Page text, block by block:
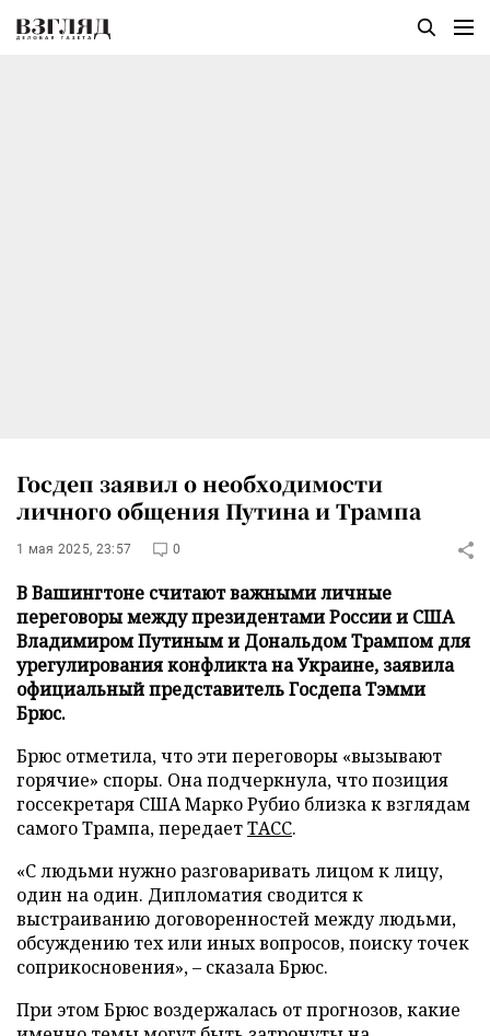
Госдеп заявил о необходимости
личного общения Путина и Трампа
1 мая 2025, 23:57 0
В Вашингтоне считают важными личные
переговоры между президентами России и США
Владимиром Путиным и Дональдом Трампом для
урегулирования конфликта на Украине, заявила
официальный представитель Госдепа Тэмми
Брюс.
Брюс отметила, что эти переговоры «вызывают
горячие» споры. Она подчеркнула, что позиция
госсекретаря США Марко Рубио близка к взглядам
самого Трампа, передаетТАСС.
«С людьми нужно разговаривать лицом к лицу,
один на один. Дипломатия сводится к
выстраиванию договоренностей между людьми,
обсуждению тех или иных вопросов, поиску точек
соприкосновения», – сказала Брюс.
При этом Брюс воздержалась от прогнозов, какие